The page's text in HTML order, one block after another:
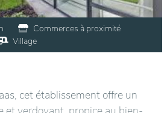
Commerces à proximité
Village
cet établissement offre un